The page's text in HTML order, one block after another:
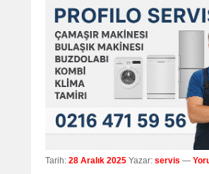
Tarih: 28 Aralık 2025 Yazar: servis —